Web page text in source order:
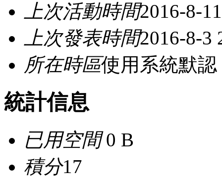
上次活動時間2016-8-
上次發表時間2016-8-3
所在時區使用系統默認
統計信息
已用空間0 B
積分17